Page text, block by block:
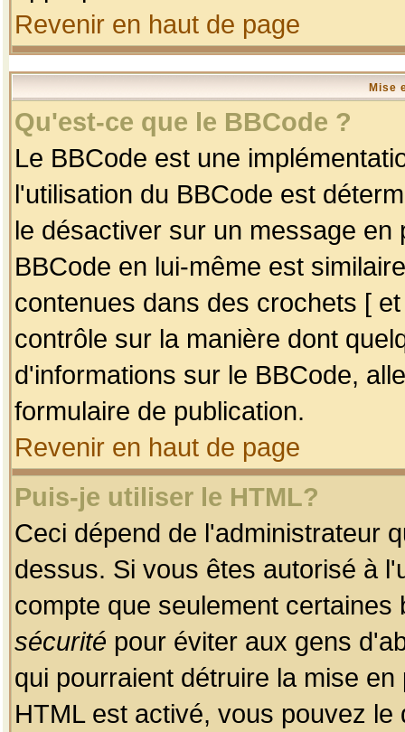
Revenir en haut de page
Mise
Qu'est-ce que le BBCode ?
Le BBCode est une
l'utilisation du BBCode est
le désactiver sur un message
BBCode en lui-même est
contenues dans des crochets [
contrôle sur la manière dont
d'informations sur le BBCode,
formulaire de publication.
Revenir en haut de page
Puis-je utiliser le HTML?
Ceci dépend de l'administrateur
dessus. Si vous êtes autorisé à
compte que seulement
sécurité pour éviter aux gens
qui pourraient détruire la mise
HTML est activé, vous pouvez